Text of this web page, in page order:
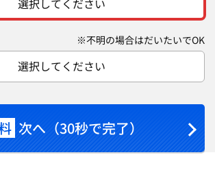
選択してください
※不明の場合はだいたいでOK
選択してください
次へ（30秒で完了）